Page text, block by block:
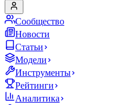
Сообщество
Новости
Статьи
Модели
Инструменты
Рейтинги
Аналитика